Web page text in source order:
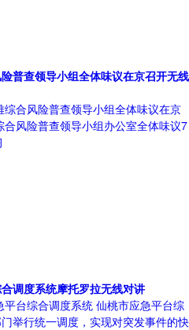
普查领导小组全体味议在京召开无线
综合风险普查领导小组全体味议在京
风险普查领导小组办公室全体味议7
调度系统摩托罗拉无线对讲
平台综合调度系统 仙桃市应急平台综
举行统一调度，实现对突发事件的快